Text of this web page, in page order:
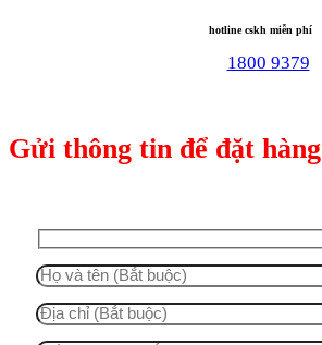
hotline cskh miễn phí
1800 9379
Gửi thông tin để đặt hàng